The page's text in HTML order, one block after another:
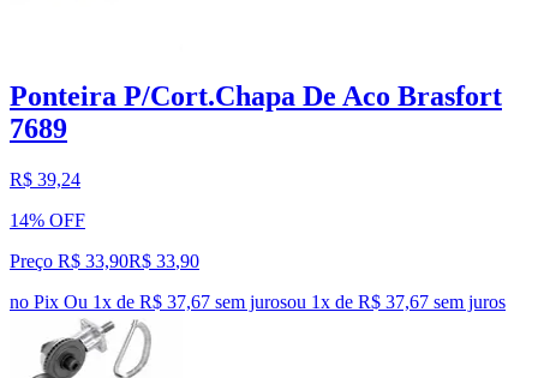
Ponteira P/Cort.Chapa De Aco Brasfort
7689
R$ 39,24
14% OFF
Preço R$ 33,90R$ 33,90
no Pix Ou 1x de R$ 37,67 sem jurosou 1x de R$ 37,67 sem juros